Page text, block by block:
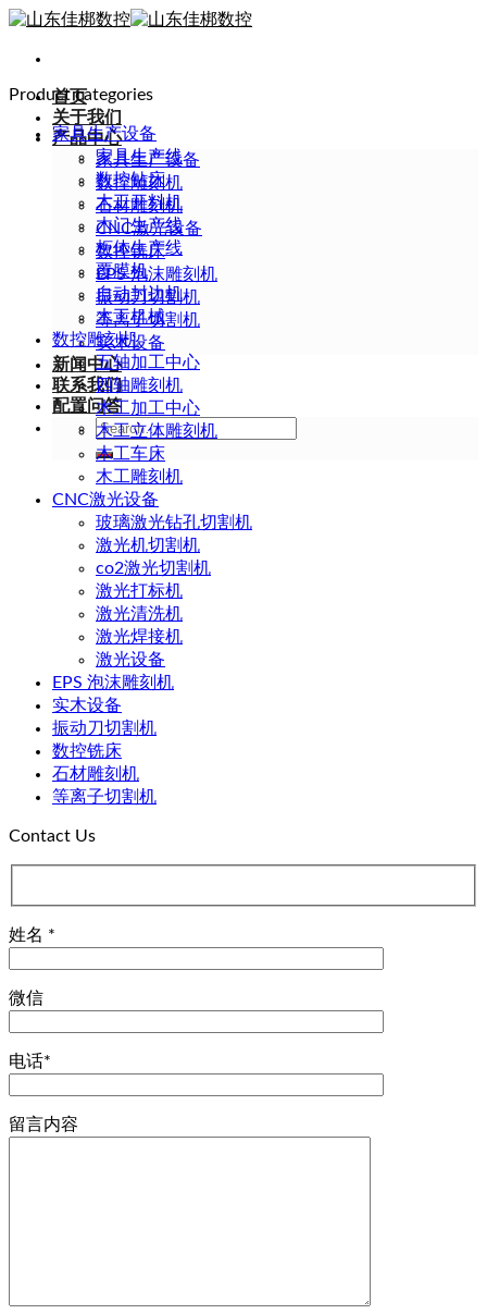
Skip
content
首页
关于我们
产品中心
家具生产设备
数控雕刻机
石材雕刻机
CNC激光设备
数控铣床
EPS 泡沫雕刻机
振动刀切割机
等离子切割机
实木设备
新闻中心
联系我们
配置问答
Search
for:
Product categories
家具生产设备
家具生产线
数控钻床
木工开料机
木门生产线
柜体生产线
覆膜机
自动封边机
木工机械
数控雕刻机
五轴加工中心
四轴雕刻机
木工加工中心
木工立体雕刻机
木工车床
木工雕刻机
CNC激光设备
玻璃激光钻孔切割机
激光机切割机
co2激光切割机
激光打标机
激光清洗机
激光焊接机
激光设备
EPS 泡沫雕刻机
实木设备
振动刀切割机
数控铣床
石材雕刻机
等离子切割机
Contact Us
姓名 *
微信
电话*
留言内容